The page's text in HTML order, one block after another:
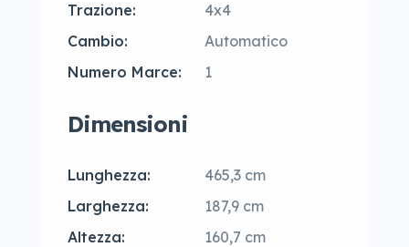
Trazione:
4x4
Cambio:
Automatico
Numero Marce:
1
Dimensioni
Lunghezza:
465,3 cm
Larghezza:
187,9 cm
Altezza:
160,7 cm